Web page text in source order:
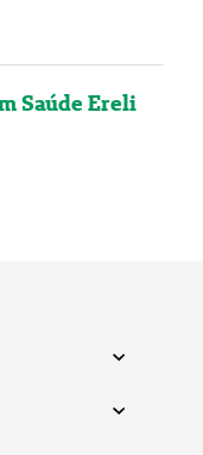
Saúde Ereli